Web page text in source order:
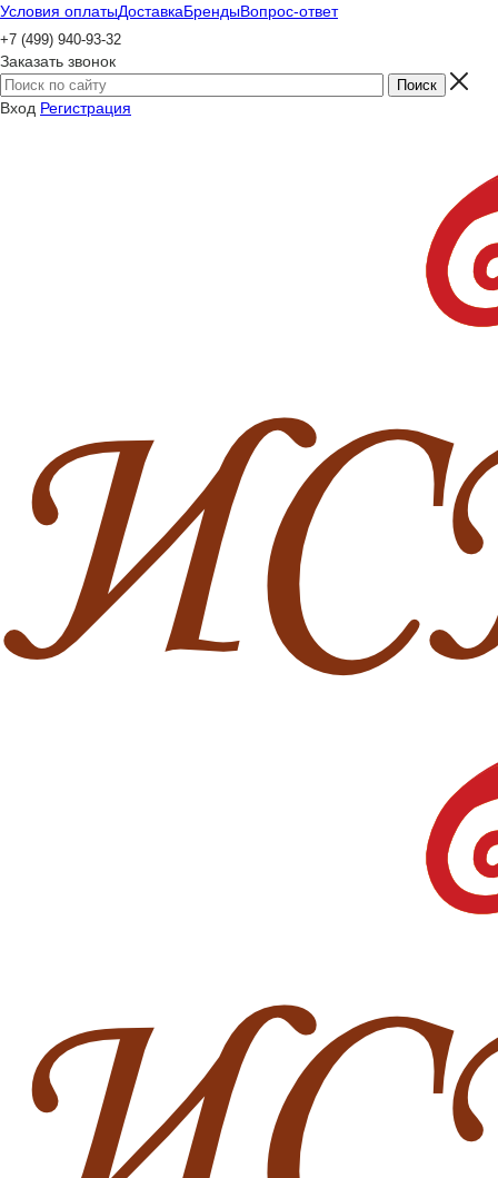
Условия оплатыДоставкаБрендыВопрос-ответ
+7 (499) 940-93-32
Заказать звонок
Вход Регистрация